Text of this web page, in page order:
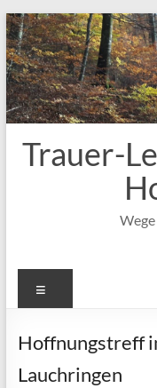
Zum
Inhalt
springen
Trauer-
Hoffnungstreff
Lauchringen